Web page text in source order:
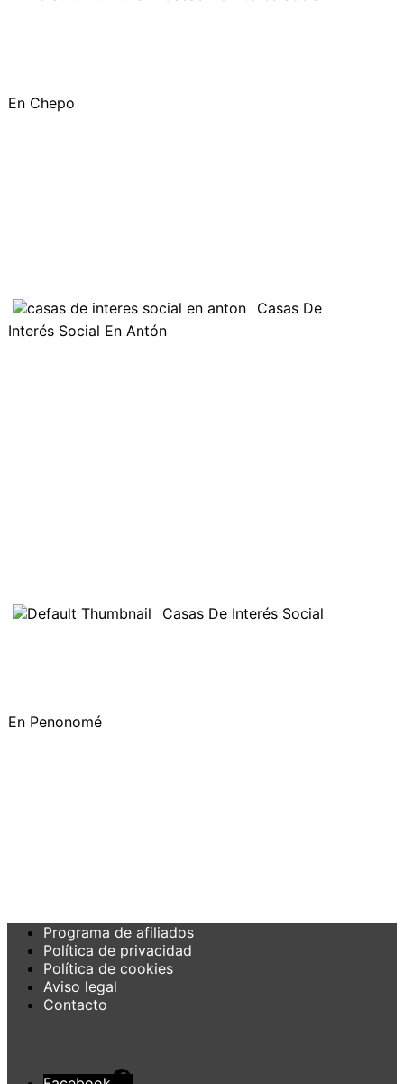
En Chepo
Casas De
Interés Social En Antón
Casas De Interés Social
En Penonomé
Programa de afiliados
Política de privacidad
Política de cookies
Aviso legal
Contacto